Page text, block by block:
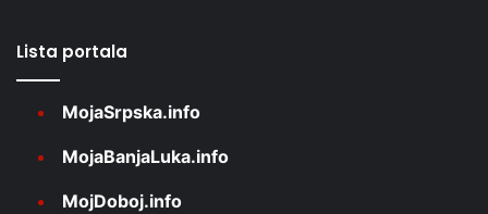
Lista portala
MojaSrpska.info
MojaBanjaLuka.info
MojDoboj.info